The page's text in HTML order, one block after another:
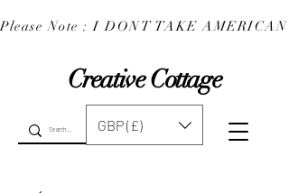
Creative Cottage
Please Note : I DONT TAKE
GBP (£)